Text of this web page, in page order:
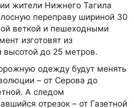
жители Нижнего Тагила
переправу шириной 30
веткой и пешеходными
изготовят из
высотой до 25 метров.
одежду будут менять
– от Серова до
А следом
отрезок – от Газетной